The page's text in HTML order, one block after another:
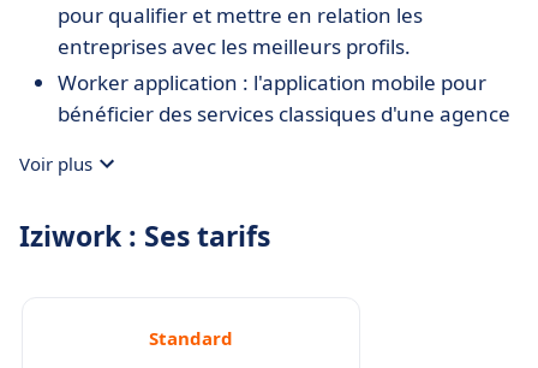
pour qualifier et mettre en relation les
entreprises avec les meilleurs profils.
Worker application : l'application mobile pour
bénéficier des services classiques d'une agence
Voir plus
Iziwork : Ses tarifs
Standard